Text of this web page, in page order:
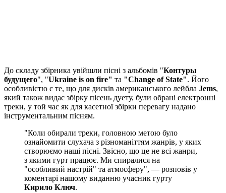
До складу збірника увійшли пісні з альбомів "Контуры
будущего", "Ukraine is on fire" та "Change of State". Його
особливістю є те, що для дисків американського лейбла Jems,
який також видає збірку пісень дуету, були обрані електронні
треки, у той час як для касетної збірки перевагу надано
інструментальним пісням.
"Коли обирали треки, головною метою було
ознайомити слухача з різноманіттям жанрів, у яких
створюємо наші пісні. Звісно, що це не всі жанри,
з якими гурт працює. Ми спиралися на
"особливий настрій" та атмосферу", — розповів у
коментарі нашому виданню учасник гурту
Кирило Ключ.